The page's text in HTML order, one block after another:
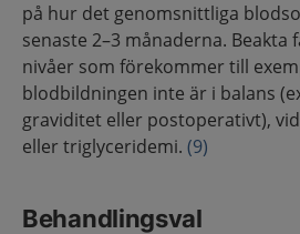
på hur det genomsnittliga
senaste 2–3 månaderna. Beakta
nivåer som förekommer till
blodbildningen inte är i balans
graviditet eller postoperativt), vid
eller triglyceridemi. (9)
Behandlingsval